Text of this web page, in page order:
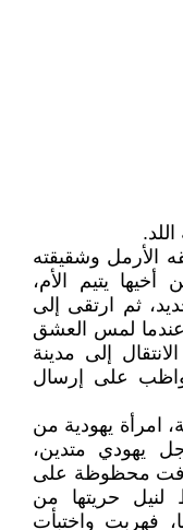
الأرمل وشقيقته
يتيم الأم،
ثم ارتقى إلى
عندما لمس العشق
إلى مدينة
واظب على إرسال
يهودية من
يهودي متدين،
محظوظة على
لنيل حريتها من
فهربت واختبأت